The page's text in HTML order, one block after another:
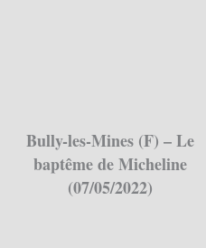
Bully-les-Mines (F) – Le
baptême de Micheline
(07/05/2022)